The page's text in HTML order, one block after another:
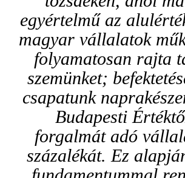
egyértelmű az
magyar vállalatok
folyamatosan rajta
szemünket;
csapatunk
Budapesti
forgalmát adó
százalékát. Ez